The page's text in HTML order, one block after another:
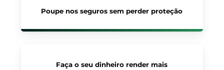
Poupe nos seguros sem perder proteção
Faça o seu dinheiro render mais